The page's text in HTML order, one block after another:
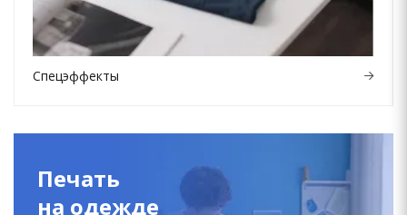
Спецэффекты
Печать
на одежде